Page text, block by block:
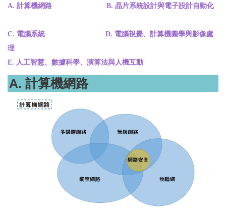
A. 計算機網路 B. 晶片系統設計與電子設計自動化
C. 電腦系統
D. 電腦視覺、計算機圖學與影像處
理
E. 人工智慧、數據科學、演算法與人機互動
A. 計算機網路